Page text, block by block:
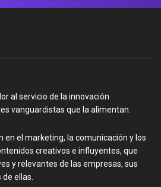
al servicio de la innovación
vanguardistas que la alimentan.
en el marketing, la comunicación y los
creativos e influyentes, que
y relevantes de las empresas, sus
ellas.